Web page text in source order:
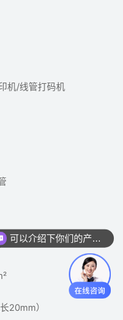
机/线管打码机
20mm）
可以介绍下你们的产品么？